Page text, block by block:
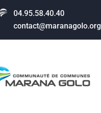
04.95.58.40.40
contact@maranagolo.org